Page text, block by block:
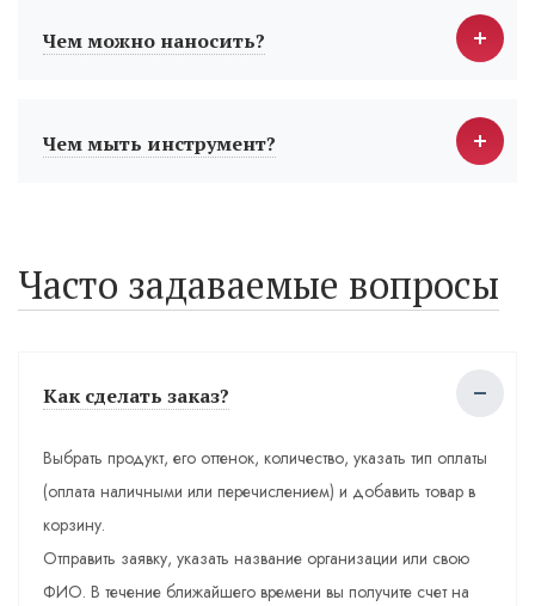
Чем можно наносить?
Чем мыть инструмент?
Часто задаваемые вопросы
Как сделать заказ?
Выбрать продукт, его оттенок, количество, указать тип оплаты
(оплата наличными или перечислением) и добавить товар в
корзину.
Отправить заявку, указать название организации или свою
ФИО. В течение ближайшего времени вы получите счет на